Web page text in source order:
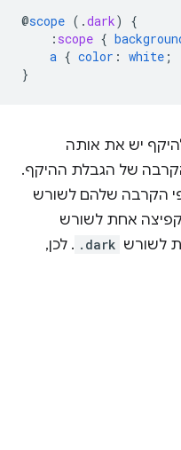
@scope ( .dark)
{
: scope {
a { color : white ;
}
יש את אותה
הקרבה של הגבלת ההיקף.
הקרבה שלהם לשורש
אחת לשורש
לשורש .dark . לכן,